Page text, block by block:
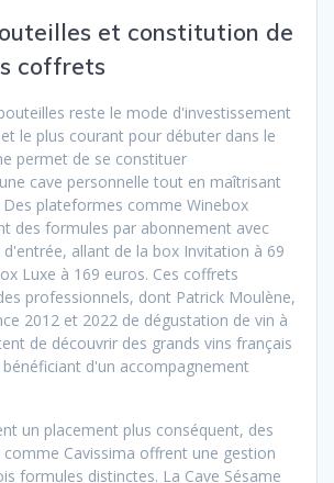
et constitution de
coffrets
reste le mode d'investissement
le plus courant pour débuter dans le
permet de se constituer
cave personnelle tout en maîtrisant
plateformes comme Winebox
des formules par abonnement avec
allant de la box Invitation à 69
Luxe à 169 euros. Ces coffrets
professionnels, dont Patrick Moulène,
2012 et 2022 de dégustation de vin à
de découvrir des grands vins français
d'un accompagnement
un placement plus conséquent, des
Cavissima offrent une gestion
formules distinctes. La Cave Sésame